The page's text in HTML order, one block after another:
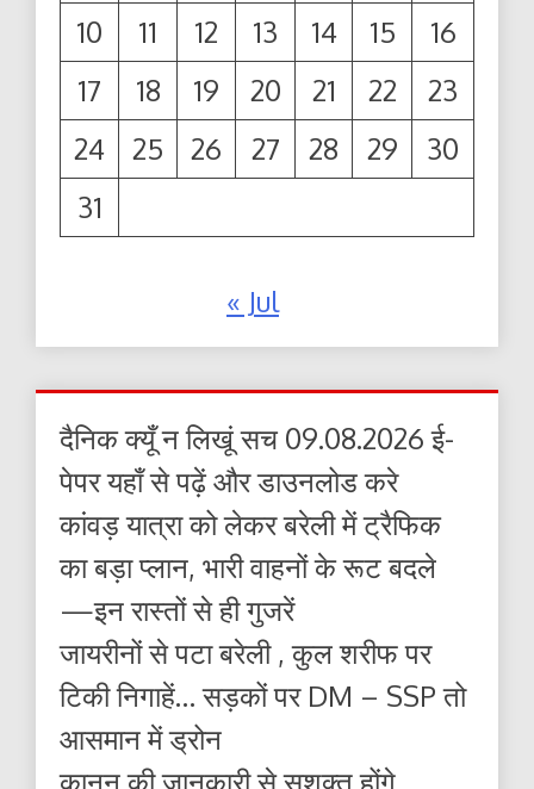
10
11 12 13 14 15
16
17
18 19 20 21 22
23
24
25 26 27 28 29
30
31
« Jul
दैनिक क्यूँ न लिखूं सच 09.08.2026 ई-
पेपर यहाँ से पढ़ें और डाउनलोड करे
कांवड़ यात्रा को लेकर बरेली में ट्रैफिक
का बड़ा प्लान, भारी वाहनों के रूट बदले
—इन रास्तों से ही गुजरें
जायरीनों से पटा बरेली , कुल शरीफ पर
टिकी निगाहें… सड़कों पर DM – SSP तो
आसमान में ड्रोन